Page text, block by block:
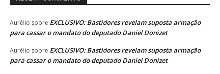
Aurélio sobre EXCLUSIVO: Bastidores revelam suposta armação
para cassar o mandato do deputado Daniel Donizet
Aurélio sobre EXCLUSIVO: Bastidores revelam suposta armação
para cassar o mandato do deputado Daniel Donizet